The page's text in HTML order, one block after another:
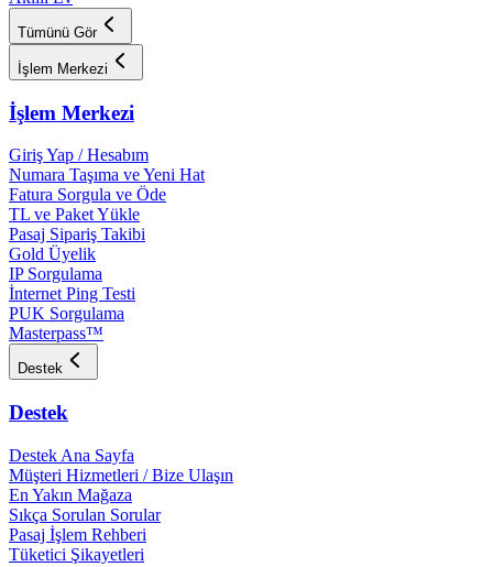
Tümünü Gör
İşlem Merkezi
İşlem Merkezi
Giriş Yap / Hesabım
Numara Taşıma ve Yeni Hat
Fatura Sorgula ve Öde
TL ve Paket Yükle
Pasaj Sipariş Takibi
Gold Üyelik
IP Sorgulama
İnternet Ping Testi
PUK Sorgulama
Masterpass™
Destek
Destek
Destek Ana Sayfa
Müşteri Hizmetleri / Bize Ulaşın
En Yakın Mağaza
Sıkça Sorulan Sorular
Pasaj İşlem Rehberi
Tüketici Şikayetleri